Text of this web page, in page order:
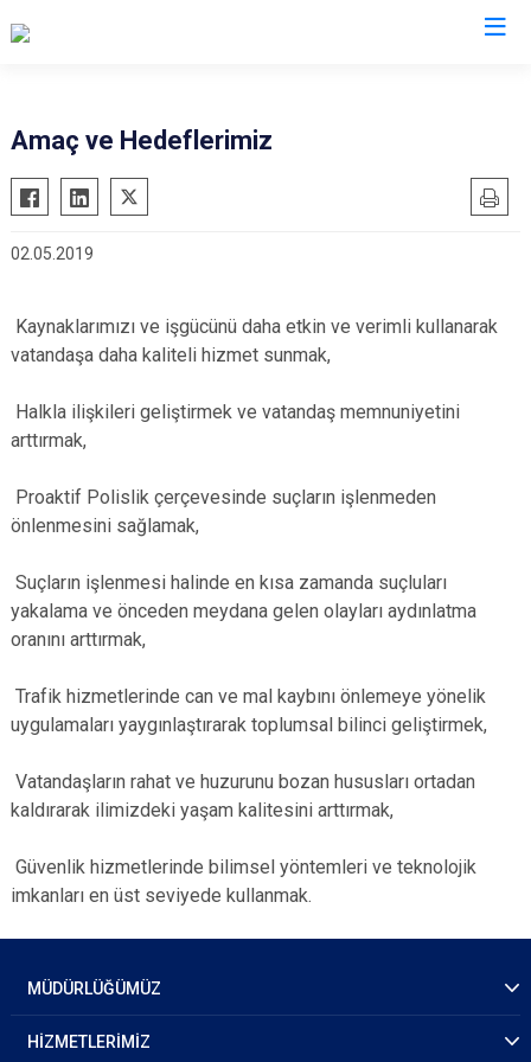
Amaç ve Hedeflerimiz
02.05.2019
Kaynaklarımızı ve işgücünü daha etkin ve verimli kullanarak
vatandaşa daha kaliteli hizmet sunmak,
Halkla ilişkileri geliştirmek ve vatandaş memnuniyetini
arttırmak,
Proaktif Polislik çerçevesinde suçların işlenmeden
önlenmesini sağlamak,
Suçların işlenmesi halinde en kısa zamanda suçluları
yakalama ve önceden meydana gelen olayları aydınlatma
oranını arttırmak,
Trafik hizmetlerinde can ve mal kaybını önlemeye yönelik
uygulamaları yaygınlaştırarak toplumsal bilinci geliştirmek,
Vatandaşların rahat ve huzurunu bozan hususları ortadan
kaldırarak ilimizdeki yaşam kalitesini arttırmak,
Güvenlik hizmetlerinde bilimsel yöntemleri ve teknolojik
imkanları en üst seviyede kullanmak.
MÜDÜRLÜĞÜMÜZ
HİZMETLERİMİZ